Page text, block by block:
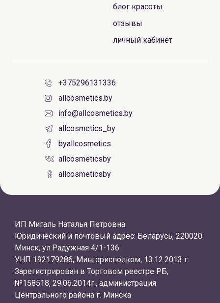
блог красоты
отзывы
личный кабинет
+375296131336
allcosmetics.by
info@allcosmetics.by
allcosmetics_by
byallcosmetics
allcosmeticsby
allcosmeticsby
ИП Мигаль Наталья Петровна
Юридический и почтовый адрес: Беларусь, 220020
Минск, ул.Радужная 4/1-136
УНП 192179286, Мингорисполком, 13.12.2013 г.
Зарегистрирован в Торговом реестре РБ,
№158518, 29.06.2014г., администрация
Центрального района г. Минска